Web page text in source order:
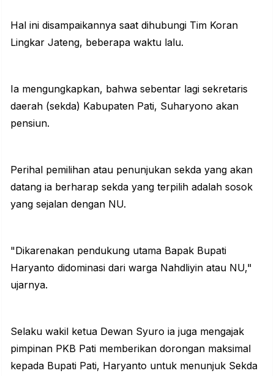
Hal ini disampaikannya saat dihubungi Tim Koran
Lingkar Jateng, beberapa waktu lalu.
Ia mengungkapkan, bahwa sebentar lagi sekretaris
daerah (sekda) Kabupaten Pati, Suharyono akan
pensiun.
Perihal pemilihan atau penunjukan sekda yang akan
datang ia berharap sekda yang terpilih adalah sosok
yang sejalan dengan NU.
"Dikarenakan pendukung utama Bapak Bupati
Haryanto didominasi dari warga Nahdliyin atau NU,"
ujarnya.
Selaku wakil ketua Dewan Syuro ia juga mengajak
pimpinan PKB Pati memberikan dorongan maksimal
kepada Bupati Pati, Haryanto untuk menunjuk Sekda